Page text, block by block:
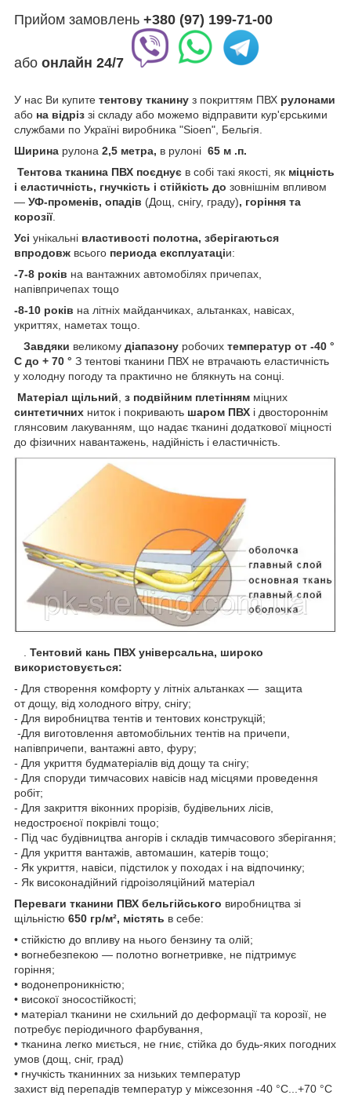
Прийом замовлень +380 (97) 199-71-00
або онлайн 24/7
У нас Ви купите тентову тканину з покриттям ПВХ рулонами
або на відріз зі складу або можемо відправити кур'єрськими
службами по Україні виробника "Sioen", Бельгія.
Ширина рулона 2,5 метра, в рулоні 65 м .п.
Тентова тканина ПВХ поєднує в собі такі якості, як міцність
і еластичність, гнучкість і стійкість до зовнішнім впливом
— УФ-променів, опадів (Дощ, снігу, граду), горіння та
корозії.
Усі унікальні властивості полотна, зберігаються
впродовж всього периода експлуатаціи:
-7-8 років на вантажних автомобілях причепах,
напівпричепах тощо
-8-10 років на літніх майданчиках, альтанках, навісах,
укриттях, наметах тощо.
Завдяки великому діапазону робочих температур от -40 °
С до + 70 ° З тентові тканини ПВХ не втрачають еластичність
у холодну погоду та практично не блякнуть на сонці.
Матеріал щільний з подвійним плетінням міцних
синтетичних ниток і покривають шаром ПВХ і двостороннім
глянсовим лакуванням, що надає тканині додаткової міцності
до фізичних навантажень, надійність і еластичність.
. Тентовий кань ПВХ універсальна, широко
використовується:
- Для створення комфорту у літніх альтанках — защита
от дощу, від холодного вітру, снігу;
- Для виробництва тентів и тентових конструкцій;
-Для виготовлення автомобільних тентів на причепи,
напівпричепи, вантажні авто, фуру;
- Для укриття будматеріалів від дощу та снігу;
- Для споруди тимчасових навісів над місцями проведення
робіт;
- Для закриття віконних прорізів, будівельних лісів,
недостроєної покрівлі тощо;
- Під час будівництва ангорів і складів тимчасового зберігання;
- Для укриття вантажів, автомашин, катерів тощо;
- Як укриття, навіси, підстилок у походах і на відпочинку;
- Як високонадійний гідроізоляційний матеріал
Переваги тканини ПВХ бельгійського виробництва зі
щільністю 650 гр/м², містять в себе:
• стійкістю до впливу на нього бензину та олій;
• вогнебезпекою — полотно вогнетривке, не підтримує
горіння;
• водонепроникністю;
• високої зносостійкості;
• матеріал тканини не схильний до деформації та корозії, не
потребує періодичного фарбування,
• тканина легко миється, не гниє, стійка до будь-яких погодних
умов (дощ, сніг, град)
• гнучкість тканинних за низьких температур
захист від перепадів температур у міжсезоння -40 °C...+70 °C